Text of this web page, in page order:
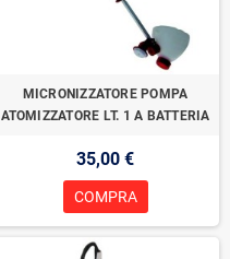
MICRONIZZATORE POMPA
ATOMIZZATORE LT. 1 A BATTERIA
35,00 €
COMPRA